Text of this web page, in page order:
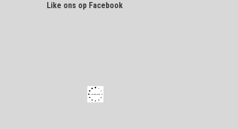
newnew
Like ons op Facebook